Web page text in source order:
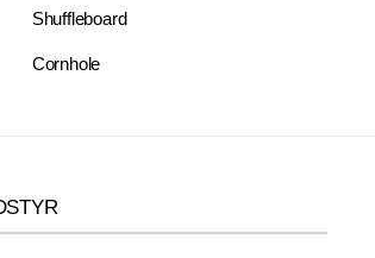
Shuffleboard
Cornhole